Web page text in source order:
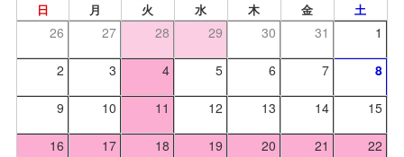
日 月 火 水 木 金 土
26 27 28 29 30 31 1
2 3 4 5 6 7 8
9 10 11 12 13 14 15
16 17 18 19 20 21 22